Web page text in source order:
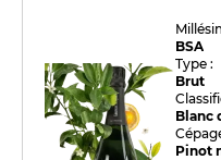
BSA
Type :
Brut
Blanc
Pinot